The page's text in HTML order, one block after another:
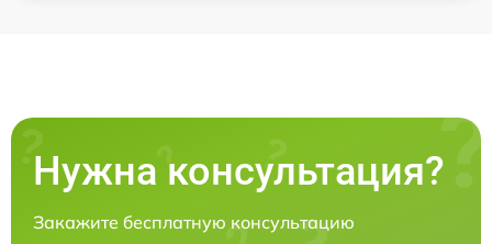
Нужна консультация?
Закажите бесплатную консультацию